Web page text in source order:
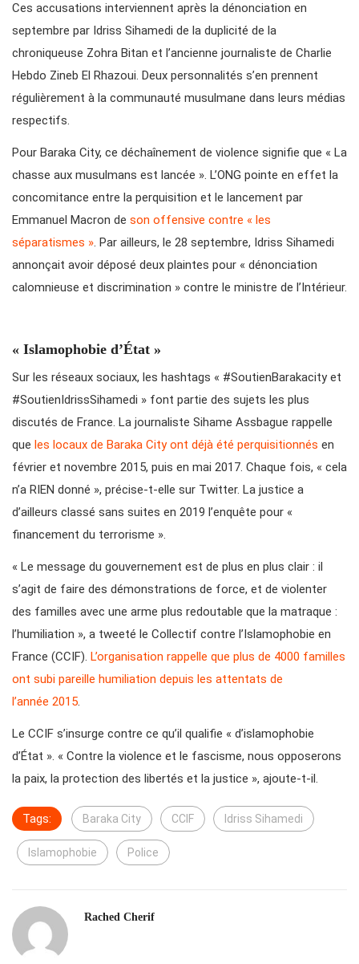
Ces accusations interviennent après la dénonciation en
septembre par Idriss Sihamedi de la duplicité de la
chroniqueuse Zohra Bitan et l’ancienne journaliste de Charlie
Hebdo Zineb El Rhazoui. Deux personnalités s’en prennent
régulièrement à la communauté musulmane dans leurs médias
respectifs.
Pour Baraka City, ce déchaînement de violence signifie que « La
chasse aux musulmans est lancée ». L’ONG pointe en effet la
concomitance entre la perquisition et le lancement par
Emmanuel Macron de son offensive contre « les
séparatismes ». Par ailleurs, le 28 septembre, Idriss Sihamedi
annonçait avoir déposé deux plaintes pour « dénonciation
calomnieuse et discrimination » contre le ministre de l’Intérieur.
« Islamophobie d’État »
Sur les réseaux sociaux, les hashtags « #SoutienBarakacity et
#SoutienIdrissSihamedi » font partie des sujets les plus
discutés de France. La journaliste Sihame Assbague rappelle
que les locaux de Baraka City ont déjà été perquisitionnés en
février et novembre 2015, puis en mai 2017. Chaque fois, « cela
n’a RIEN donné », précise-t-elle sur Twitter. La justice a
d’ailleurs classé sans suites en 2019 l’enquête pour «
financement du terrorisme ».
« Le message du gouvernement est de plus en plus clair : il
s’agit de faire des démonstrations de force, et de violenter
des familles avec une arme plus redoutable que la matraque :
l’humiliation », a tweeté le Collectif contre l’Islamophobie en
France (CCIF). L’organisation rappelle que plus de 4000 familles
ont subi pareille humiliation depuis les attentats de
l’année 2015.
Le CCIF s’insurge contre ce qu’il qualifie « d’islamophobie
d’État ». « Contre la violence et le fascisme, nous opposerons
la paix, la protection des libertés et la justice », ajoute-t-il.
Tags: Baraka City CCIF Idriss Sihamedi
Islamophobie Police
Rached Cherif